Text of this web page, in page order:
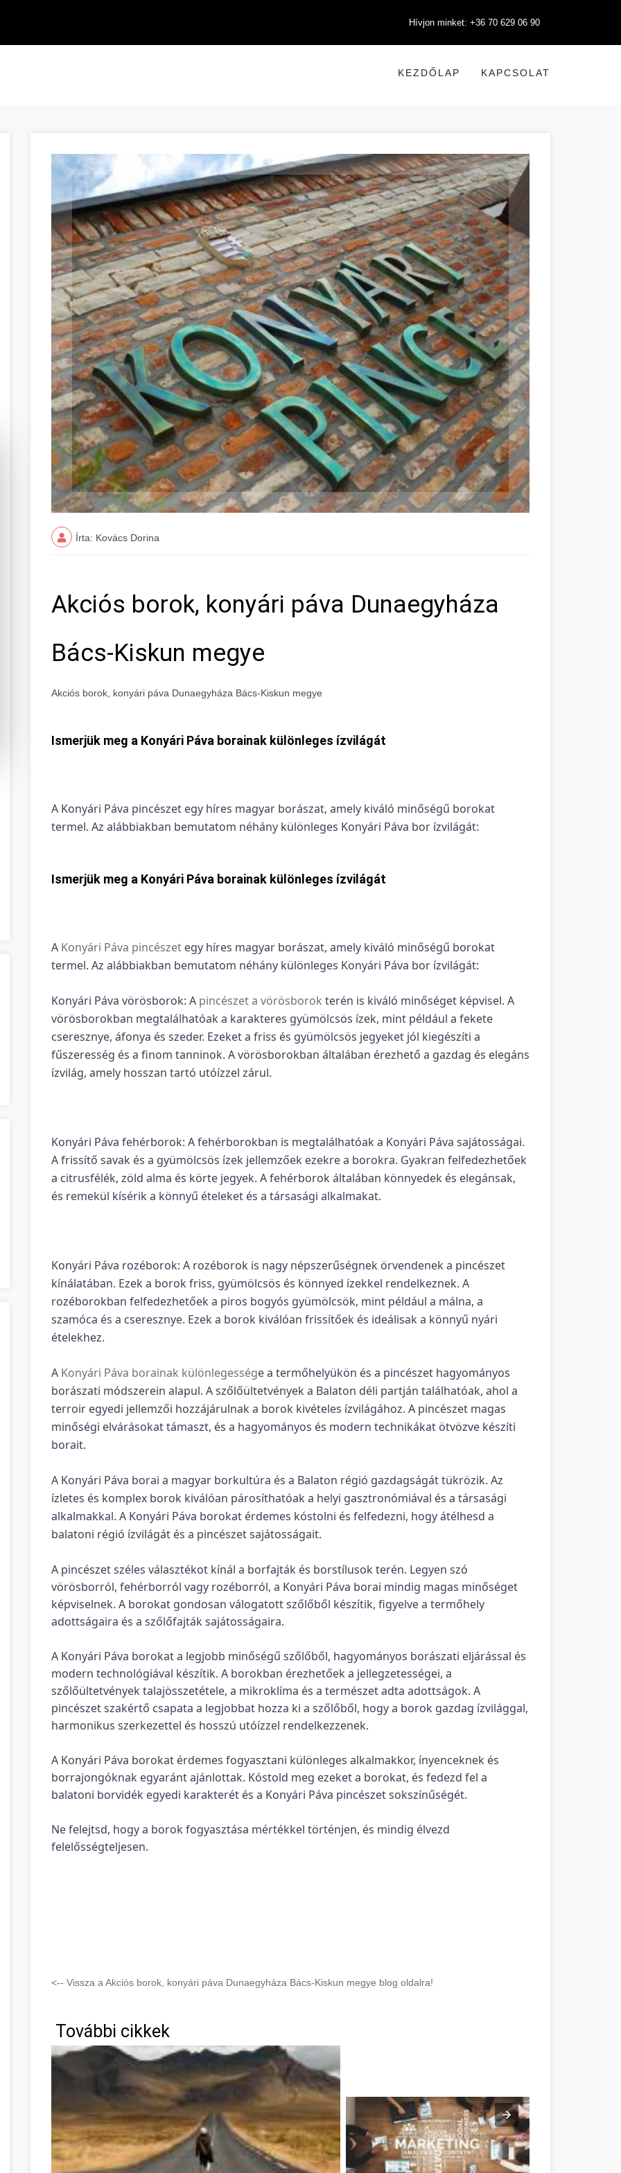
Hívjon minket: +36 70 629 06 90
KEZDŐLAP KAPCSOLAT
Írta: Kovács Dorina
Akciós borok, konyári páva Dunaegyháza
Bács-Kiskun megye
Akciós borok, konyári páva Dunaegyháza Bács-Kiskun megye
Ismerjük meg a Konyári Páva borainak különleges ízvilágát
A Konyári Páva pincészet egy híres magyar borászat, amely kiváló minőségű borokat
termel. Az alábbiakban bemutatom néhány különleges Konyári Páva bor ízvilágát:
Ismerjük meg a Konyári Páva borainak különleges ízvilágát
A Konyári Páva pincészet egy híres magyar borászat, amely kiváló minőségű borokat
termel. Az alábbiakban bemutatom néhány különleges Konyári Páva bor ízvilágát:
Konyári Páva vörösborok: A pincészet a vörösborok terén is kiváló minőséget képvisel. A
vörösborokban megtalálhatóak a karakteres gyümölcsös ízek, mint például a fekete
cseresznye, áfonya és szeder. Ezeket a friss és gyümölcsös jegyeket jól kiegészíti a
fűszeresség és a finom tanninok. A vörösborokban általában érezhető a gazdag és elegáns
ízvilág, amely hosszan tartó utóízzel zárul.
Konyári Páva fehérborok: A fehérborokban is megtalálhatóak a Konyári Páva sajátosságai.
A frissítő savak és a gyümölcsös ízek jellemzőek ezekre a borokra. Gyakran felfedezhetőek
a citrusfélék, zöld alma és körte jegyek. A fehérborok általában könnyedek és elegánsak,
és remekül kísérik a könnyű ételeket és a társasági alkalmakat.
Konyári Páva rozéborok: A rozéborok is nagy népszerűségnek örvendenek a pincészet
kínálatában. Ezek a borok friss, gyümölcsös és könnyed ízekkel rendelkeznek. A
rozéborokban felfedezhetőek a piros bogyós gyümölcsök, mint például a málna, a
szamóca és a cseresznye. Ezek a borok kiválóan frissítőek és ideálisak a könnyű nyári
ételekhez.
A Konyári Páva borainak különlegessége a termőhelyükön és a pincészet hagyományos
borászati módszerein alapul. A szőlőültetvények a Balaton déli partján találhatóak, ahol a
terroir egyedi jellemzői hozzájárulnak a borok kivételes ízvilágához. A pincészet magas
minőségi elvárásokat támaszt, és a hagyományos és modern technikákat ötvözve készíti
borait.
A Konyári Páva borai a magyar borkultúra és a Balaton régió gazdagságát tükrözik. Az
ízletes és komplex borok kiválóan párosíthatóak a helyi gasztronómiával és a társasági
alkalmakkal. A Konyári Páva borokat érdemes kóstolni és felfedezni, hogy átélhesd a
balatoni régió ízvilágát és a pincészet sajátosságait.
A pincészet széles választékot kínál a borfajták és borstílusok terén. Legyen szó
vörösborról, fehérborról vagy rozéborról, a Konyári Páva borai mindig magas minőséget
képviselnek. A borokat gondosan válogatott szőlőből készítik, figyelve a termőhely
adottságaira és a szőlőfajták sajátosságaira.
A Konyári Páva borokat a legjobb minőségű szőlőből, hagyományos borászati eljárással és
modern technológiával készítik. A borokban érezhetőek a jellegzetességei, a
szőlőültetvények talajösszetétele, a mikroklíma és a természet adta adottságok. A
pincészet szakértő csapata a legjobbat hozza ki a szőlőből, hogy a borok gazdag ízvilággal,
harmonikus szerkezettel és hosszú utóízzel rendelkezzenek.
A Konyári Páva borokat érdemes fogyasztani különleges alkalmakkor, ínyenceknek és
borrajongóknak egyaránt ajánlottak. Kóstold meg ezeket a borokat, és fedezd fel a
balatoni borvidék egyedi karakterét és a Konyári Páva pincészet sokszínűségét.
Ne felejtsd, hogy a borok fogyasztása mértékkel történjen, és mindig élvezd
felelősségteljesen.
<-- Vissza a Akciós borok, konyári páva Dunaegyháza Bács-Kiskun megye blog oldalra!
További cikkek